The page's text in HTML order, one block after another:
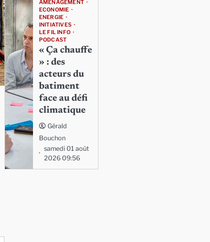
AMÉNAGEMENT
ECONOMIE
ENERGIE
INITIATIVES
LE FIL INFO
PODCAST
« Ça chauffe
» : des
acteurs du
batiment
face au défi
climatique
Gérald
Bouchon
samedi 01 août
2026 09:56